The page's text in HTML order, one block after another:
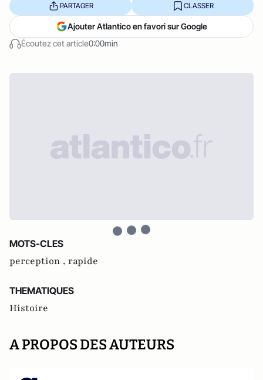
Écoutez cet article0:00min
PARTAGER CLASSER
Ajouter Atlantico en favori sur Google
MOTS-CLES
perception , rapide
THEMATIQUES
Histoire
A PROPOS DES AUTEURS